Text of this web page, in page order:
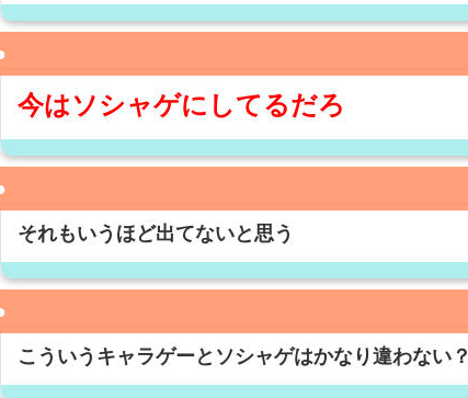
今はソシャゲにしてるだろ
それもいうほど出てないと思う
こういうキャラゲーとソシャゲはかなり違わない？